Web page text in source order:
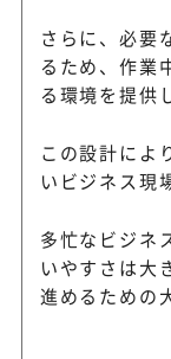
さらに、必要
るため、作業
る環境を提供
この設計によ
いビジネス現
多忙なビジネ
いやすさは大
進めるための